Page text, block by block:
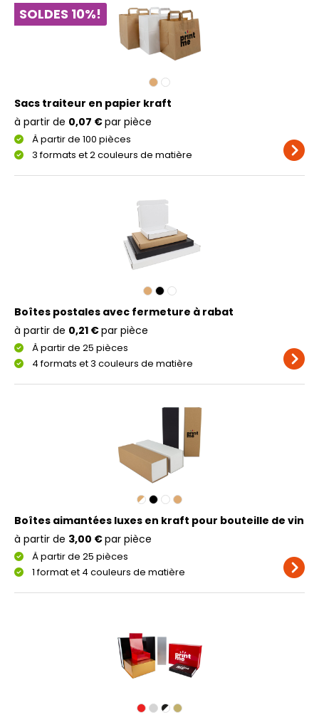
SOLDES 10%!
Sacs traiteur en papier kraft
À partir de 100 pièces
3 formats et 2 couleurs de matière
à partir de 0,07 €par pièce
Boîtes postales avec fermeture à rabat
À partir de 25 pièces
4 formats et 3 couleurs de matière
à partir de 0,21 €par pièce
Boîtes aimantées luxes en kraft pour bouteille de vin
À partir de 25 pièces
1 format et 4 couleurs de matière
à partir de 3,00 €par pièce